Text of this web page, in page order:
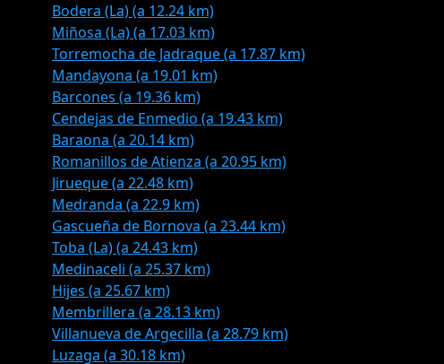
Bodera (La) (a 12.24 km)
Miñosa (La) (a 17.03 km)
Torremocha de Jadraque (a 17.87 km)
Mandayona (a 19.01 km)
Barcones (a 19.36 km)
Cendejas de Enmedio (a 19.43 km)
Baraona (a 20.14 km)
Romanillos de Atienza (a 20.95 km)
Jirueque (a 22.48 km)
Medranda (a 22.9 km)
Gascueña de Bornova (a 23.44 km)
Toba (La) (a 24.43 km)
Medinaceli (a 25.37 km)
Hijes (a 25.67 km)
Membrillera (a 28.13 km)
Villanueva de Argecilla (a 28.79 km)
Luzaga (a 30.18 km)